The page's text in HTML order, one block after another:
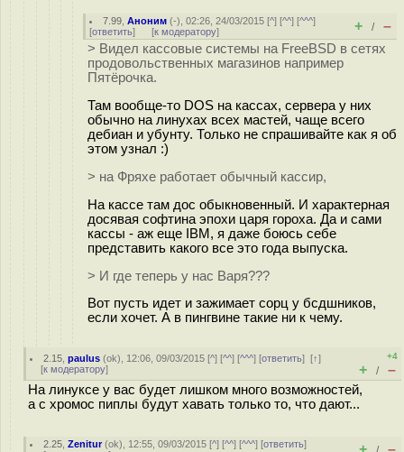
7.99 ,Аноним (-), 02:26, 24/03/2015 [^] [^^] [^^^]
[ответить] [к модератору] + / –
> Видел кассовые системы на FreeBSD в сетях
продовольственных магазинов например
Пятёрочка.
Там вообще-то DOS на кассах, сервера у них
обычно на линухах всех мастей, чаще всего
дебиан и убунту. Только не спрашивайте как я об
этом узнал :)
> на Фряхе работает обычный кассир,
На кассе там дос обыкновенный. И характерная
досявая софтина эпохи царя гороха. Да и сами
кассы - аж еще IBM, я даже боюсь себе
представить какого все это года выпуска.
> И где теперь у нас Варя???
Вот пусть идет и зажимает сорц у бсдшников,
если хочет. А в пингвине такие ни к чему.
2.15 ,paulus (ok), 12:06, 09/03/2015 [^] [^^] [^^^] [ответить][↑]
[к модератору]
+4
+ / –
На линуксе у вас будет лишком много возможностей,
а с хромос пиплы будут хавать только то, что дают...
2.25 ,Zenitur(ok), 12:55, 09/03/2015 [^] [^^] [^^^] [ответить]
+ –